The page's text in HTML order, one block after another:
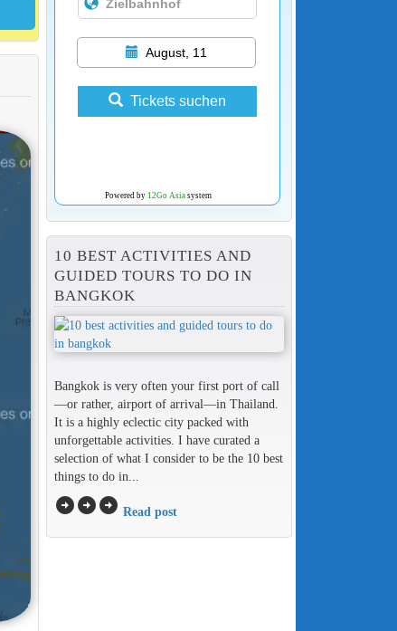
August, 11
Tickets suchen
Powered by 12Go Asiasystem
10 BEST ACTIVITIES AND
GUIDED TOURS TO DO IN
BANGKOK
Bangkok is very often your first port of call
—or rather, airport of arrival—in Thailand.
It is a highly eclectic city packed with
unforgettable activities. I have curated a
selection of what I consider to be the 10 best
things to do in...
arrow_circle_rightarrow_circle_rightarrow_circle_right Read post